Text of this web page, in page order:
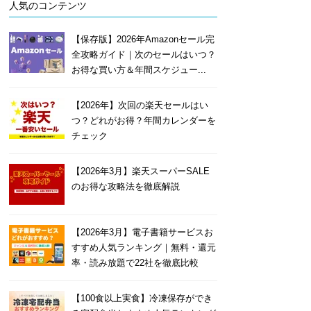
人気のコンテンツ
【保存版】2026年Amazonセール完
全攻略ガイド｜次のセールはいつ？
お得な買い方＆年間スケジュー...
【2026年】次回の楽天セールはい
つ？どれがお得？年間カレンダーを
チェック
【2026年3月】楽天スーパーSALE
のお得な攻略法を徹底解説
【2026年3月】電子書籍サービスお
すすめ人気ランキング｜無料・還元
率・読み放題で22社を徹底比較
【100食以上実食】冷凍保存ができ